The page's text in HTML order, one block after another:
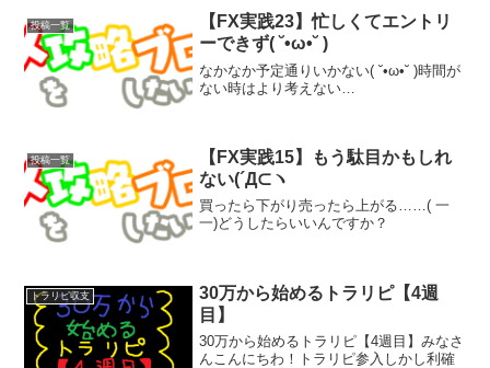
投稿一覧
【FX実践23】忙しくてエントリ
ーできず( ˘•ω•˘ )
なかなか予定通りいかない( ˘•ω•˘ )時間が
ない時はより考えない…
投稿一覧
【FX実践15】もう駄目かもしれ
ない(´Д⊂ヽ
買ったら下がり売ったら上がる……( 一
一)どうしたらいいんですか？
トラリピ収支
30万から始めるトラリピ【4週
目】
30万から始めるトラリピ【4週目】みなさ
んこんにちわ！トラリピ参入しかし利確